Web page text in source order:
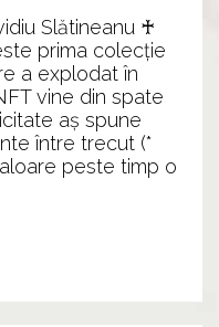
Slătineanu ♰
prima colecție
a explodat în
vine din spate
aș spune
între trecut (*
peste timp o